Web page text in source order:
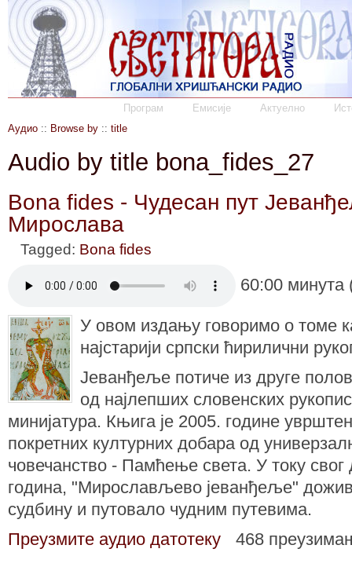
Програм Емисије Актуелно
Аудио :: Browse by :: title
Audio by title bona_fides_27
Bona fides - Чудесан пут
Мирослава
Tagged: Bona fides
60:00
У овом издању говоримо о томе
најстарији српски ћирилични
Јеванђеље потиче из друге
од најлепших словенских
минијатура. Књига је 2005. године
покретних културних добара од
човечанство - Памћење света. У току свог
година, "Мирослављево јеванђеље"
судбину и путовало чудним путевима.
Преузмите аудио датотеку
468